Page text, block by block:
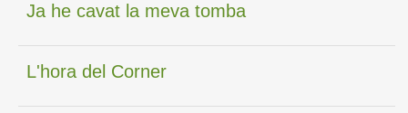
Ja he cavat la meva tomba
L'hora del Corner